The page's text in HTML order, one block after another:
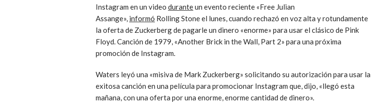
Instagram en un video duranteun evento reciente «Free Julian
Assange», informó Rolling Stone el lunes, cuando rechazó en voz alta y rotundamente
la oferta de Zuckerberg de pagarle un dinero «enorme» para usar el clásico de Pink
Floyd. Canción de 1979, «Another Brick in the Wall, Part 2» para una próxima
promoción de Instagram.
Waters leyó una «misiva de Mark Zuckerberg» solicitando su autorización para usar la
exitosa canción en una película para promocionar Instagram que, dijo, «llegó esta
mañana, con una oferta por una enorme, enorme cantidad de dinero».